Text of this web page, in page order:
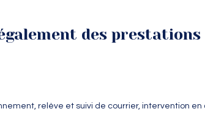
des
relève et suivi de courrier, intervention